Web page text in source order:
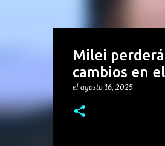
Milei
cambios en
el agosto 16, 2025